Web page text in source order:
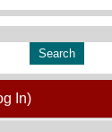
In)